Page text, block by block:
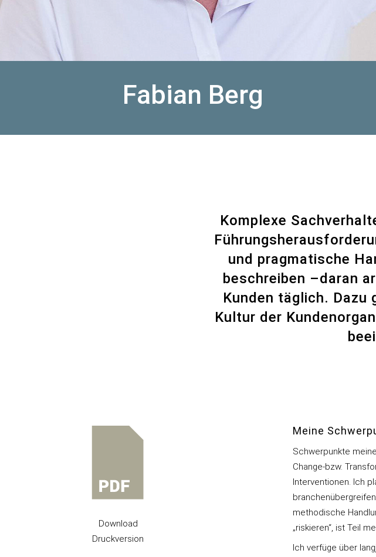
Fabian Berg
Komplexe
und pragmatische
beschreiben –daran
Kunden täglich. Dazu
Kultur der
Download
Druckversion
Meine
Schwerpunkte
Change-bzw.
Interventionen. Ich
methodische
„riskieren“, ist Teil
Ich verfüge über